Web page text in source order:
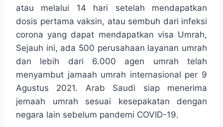
atau melalui 14 hari setelah mendapatkan
dosis pertama vaksin, atau sembuh dari infeksi
corona yang dapat mendapatkan visa Umrah,
Sejauh ini, ada 500 perusahaan layanan umrah
dan lebih dari 6.000 agen umrah telah
menyambut jamaah umrah internasional per 9
Agustus 2021. Arab Saudi siap menerima
jemaah umrah sesuai kesepakatan dengan
negara lain sebelum pandemi COVID-19.